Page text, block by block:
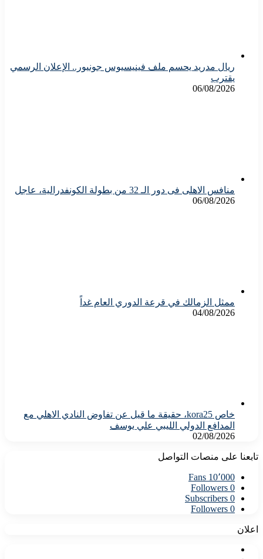
ريال مدريد يحسم ملف فينيسيوس جونيور.. الإعلان الرسمي
يقترب
06/08/2026
منافس الاهلى فى دور الـ 32 من بطولة الكونفدرالية، عاجل
06/08/2026
ممثل الزمالك في قرعة الدوري العام غداً
04/08/2026
خاص kora25، حقيقة ما قيل عن تفاوض النادي الاهلي مع
المدافع الدولي الليبي علي يوسف
02/08/2026
تابعنا على منصات التواصل
10٬000 Fans
0
Followers
0
Subscribers
0
Followers
اعلان